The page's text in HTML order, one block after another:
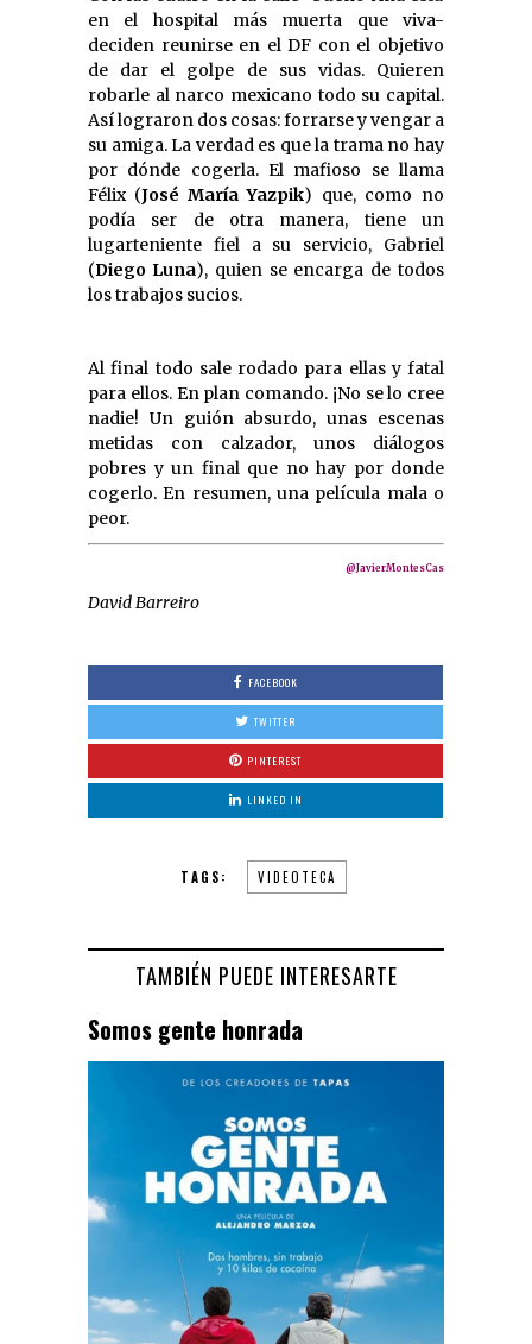
en el hospital más muerta que viva-
deciden reunirse en el DF con el objetivo
de dar el golpe de sus vidas. Quieren
robarle al narco mexicano todo su capital.
Así lograron dos cosas: forrarse y vengar a
su amiga. La verdad es que la trama no hay
por dónde cogerla. El mafioso se llama
Félix (José María Yazpik) que, como no
podía ser de otra manera, tiene un
lugarteniente fiel a su servicio, Gabriel
(Diego Luna), quien se encarga de todos
los trabajos sucios.
Al final todo sale rodado para ellas y fatal
para ellos. En plan comando. ¡No se lo cree
nadie! Un guión absurdo, unas escenas
metidas con calzador, unos diálogos
pobres y un final que no hay por donde
cogerlo. En resumen, una película mala o
peor.
@JavierMontesCas
David Barreiro
FACEBOOK
TWITTER
PINTEREST
LINKED IN
TAGS: VIDEOTECA
TAMBIÉN PUEDE INTERESARTE
Somos gente honrada